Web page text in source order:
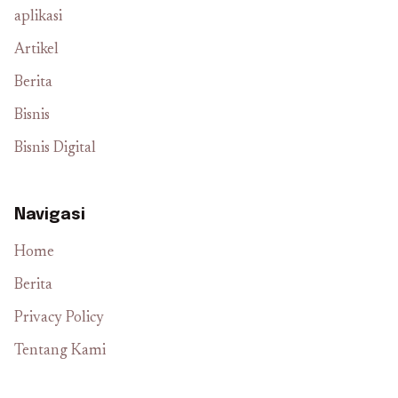
aplikasi
Artikel
Berita
Bisnis
Bisnis Digital
Navigasi
Home
Berita
Privacy Policy
Tentang Kami